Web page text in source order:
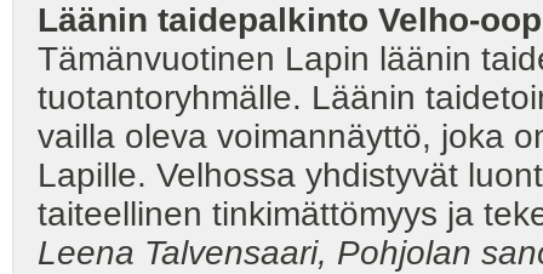
Läänin taidepalkinto Velho-
Tämänvuotinen Lapin läänin
tuotantoryhmälle. Läänin
vailla oleva voimannäyttö, joka
Lapille. Velhossa yhdistyvät
taiteellinen tinkimättömyys ja
Leena Talvensaari, Pohjolan